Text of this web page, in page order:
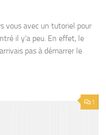
vous avec un tutoriel pour
il y’a peu. En effet, le
pas à démarrer le
1